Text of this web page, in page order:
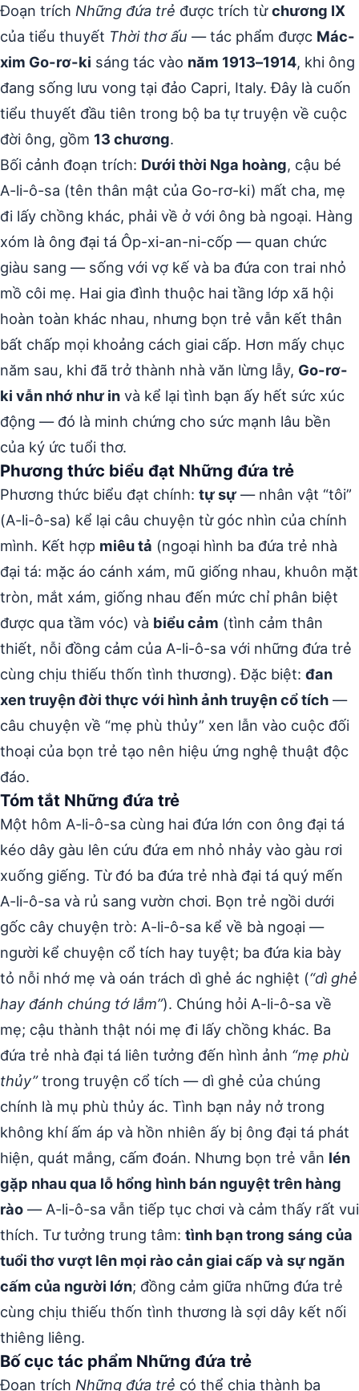
Đoạn trích Những đứa trẻ được trích từchương IX
của tiểu thuyết Thời thơ ấu — tác phẩm được Mác-
xim Go-rơ-ki sáng tác vào năm 1913–1914, khi ông
đang sống lưu vong tại đảo Capri, Italy. Đây là cuốn
tiểu thuyết đầu tiên trong bộ ba tự truyện về cuộc
đời ông, gồm 13 chương.
Bối cảnh đoạn trích: Dưới thời Nga hoàng, cậu bé
A-li-ô-sa (tên thân mật của Go-rơ-ki) mất cha, mẹ
đi lấy chồng khác, phải về ở với ông bà ngoại. Hàng
xóm là ông đại tá Ôp-xi-an-ni-cốp — quan chức
giàu sang — sống với vợ kế và ba đứa con trai nhỏ
mồ côi mẹ. Hai gia đình thuộc hai tầng lớp xã hội
hoàn toàn khác nhau, nhưng bọn trẻ vẫn kết thân
bất chấp mọi khoảng cách giai cấp. Hơn mấy chục
năm sau, khi đã trở thành nhà văn lừng lẫy, Go-rơ-
ki vẫn nhớ như in và kể lại tình bạn ấy hết sức xúc
động — đó là minh chứng cho sức mạnh lâu bền
của ký ức tuổi thơ.
Phương thức biểu đạt Những đứa trẻ
Phương thức biểu đạt chính: tự sự — nhân vật “tôi”
(A-li-ô-sa) kể lại câu chuyện từ góc nhìn của chính
mình. Kết hợp miêu tả (ngoại hình ba đứa trẻ nhà
đại tá: mặc áo cánh xám, mũ giống nhau, khuôn mặt
tròn, mắt xám, giống nhau đến mức chỉ phân biệt
được qua tầm vóc) và biểu cảm (tình cảm thân
thiết, nỗi đồng cảm của A-li-ô-sa với những đứa trẻ
cùng chịu thiếu thốn tình thương). Đặc biệt: đan
xen truyện đời thực với hình ảnh truyện cổ tích —
câu chuyện về “mẹ phù thủy” xen lẫn vào cuộc đối
thoại của bọn trẻ tạo nên hiệu ứng nghệ thuật độc
đáo.
Tóm tắt Những đứa trẻ
Một hôm A-li-ô-sa cùng hai đứa lớn con ông đại tá
kéo dây gàu lên cứu đứa em nhỏ nhảy vào gàu rơi
xuống giếng. Từ đó ba đứa trẻ nhà đại tá quý mến
A-li-ô-sa và rủ sang vườn chơi. Bọn trẻ ngồi dưới
gốc cây chuyện trò: A-li-ô-sa kể về bà ngoại —
người kể chuyện cổ tích hay tuyệt; ba đứa kia bày
tỏ nỗi nhớ mẹ và oán trách dì ghẻ ác nghiệt (“dì ghẻ
hay đánh chúng tớ lắm”). Chúng hỏi A-li-ô-sa về
mẹ; cậu thành thật nói mẹ đi lấy chồng khác. Ba
đứa trẻ nhà đại tá liên tưởng đến hình ảnh “mẹ phù
thủy”trong truyện cổ tích — dì ghẻ của chúng
chính là mụ phù thủy ác. Tình bạn nảy nở trong
không khí ấm áp và hồn nhiên ấy bị ông đại tá phát
hiện, quát mắng, cấm đoán. Nhưng bọn trẻ vẫn lén
gặp nhau qua lỗ hổng hình bán nguyệt trên hàng
rào — A-li-ô-sa vẫn tiếp tục chơi và cảm thấy rất vui
thích. Tư tưởng trung tâm: tình bạn trong sáng của
tuổi thơ vượt lên mọi rào cản giai cấp và sự ngăn
cấm của người lớn; đồng cảm giữa những đứa trẻ
cùng chịu thiếu thốn tình thương là sợi dây kết nối
thiêng liêng.
Bố cục tác phẩm Những đứa trẻ
Đoạn trích Những đứa trẻ có thể chia thành ba